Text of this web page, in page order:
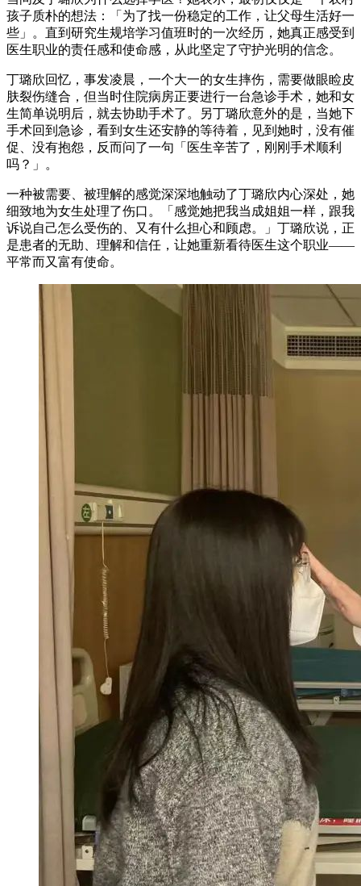
孩子质朴的想法：「为了找一份稳定的工作，让父母生活好一
些」。直到研究生规培学习值班时的一次经历，她真正感受到
医生职业的责任感和使命感，从此坚定了守护光明的信念。
丁璐欣回忆，事发凌晨，一个大一的女生摔伤，需要做眼睑皮
肤裂伤缝合，但当时住院病房正要进行一台急诊手术，她和女
生简单说明后，就去协助手术了。另丁璐欣意外的是，当她下
手术回到急诊，看到女生还安静的等待着，见到她时，没有催
促、没有抱怨，反而问了一句「医生辛苦了，刚刚手术顺利
吗？」。
一种被需要、被理解的感觉深深地触动了丁璐欣内心深处，她
细致地为女生处理了伤口。「感觉她把我当成姐姐一样，跟我
诉说自己怎么受伤的、又有什么担心和顾虑。」丁璐欣说，正
是患者的无助、理解和信任，让她重新看待医生这个职业——
平常而又富有使命。